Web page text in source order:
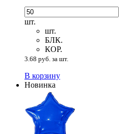
шт.
шт.
БЛК.
КОР.
3.68 руб. за шт.
В корзину
Новинка